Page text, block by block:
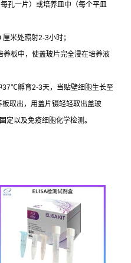
孔一片）或培养皿中（每个平皿
厘米处照射2-3小时；
养板中，使盖玻片完全浸在培养液
37℃孵育2-3天，当贴壁细胞生长至
板取出，用盖片镊轻轻取出盖玻
定以及免疫细胞化学检测。